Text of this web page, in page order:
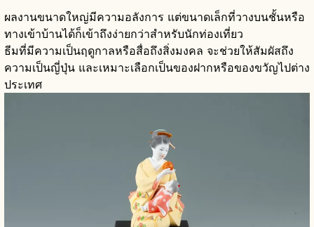
ผลงานขนาดใหญ่มีความอลังการ แต่ขนาดเล็กที่วางบนชั้นหรือ
ทางเข้าบ้านได้ก็เข้าถึงง่ายกว่าสำหรับนักท่องเที่ยว
ธีมที่มีความเป็นฤดูกาลหรือสื่อถึงสิ่งมงคล จะช่วยให้สัมผัสถึง
ความเป็นญี่ปุ่น และเหมาะเลือกเป็นของฝากหรือของขวัญไปต่าง
ประเทศ